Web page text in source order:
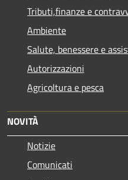
Tributi,finanze e
Ambiente
Salute, benessere e
Autorizzazioni
Agricoltura e pesca
NOVITÀ
Notizie
Comunicati